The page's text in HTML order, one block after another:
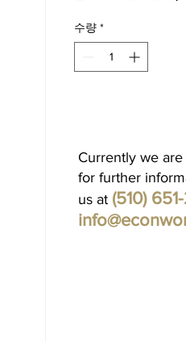
수량 *
Currently we
for further
us at (510)